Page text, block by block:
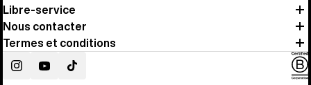
Libre-service
Nous contacter
Termes et conditions
InstagramYouTubeTikTok